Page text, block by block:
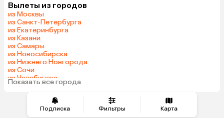
Подписка Фильтры Карта
для пляжного отдыха
выбирать Шарджу,
Гонконг
Вылеты из городов
из Москвы
из Санкт-Петербурга
из Екатеринбурга
из Казани
из Самары
из Новосибирска
из Нижнего Новгорода
из Сочи
из Челябинска
из Красноярска
Показать все города